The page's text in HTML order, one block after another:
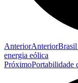
AnteriorAnteriorBrasil
energia eólica
PróximoPortabilidade